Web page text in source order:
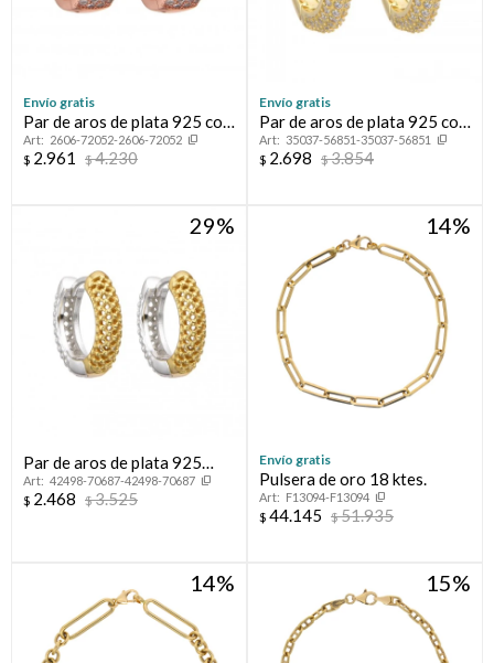
Envío gratis
Par de aros de plata 925 con
baño de oro rosado y
circonias.
2606-72052-2606-72052
$ 2.961 $4.230
Envío gratis
Par de aros de plata 925 con
circonias.
35037-56851-35037-56851
$ 2.698 $3.854
29
Par de aros de plata 925
combinados.
42498-70687-42498-70687
$ 2.468 $3.525
14
Envío gratis
Pulsera de oro 18 ktes.
F13094-F13094
$ 44.145 $51.935
14 15